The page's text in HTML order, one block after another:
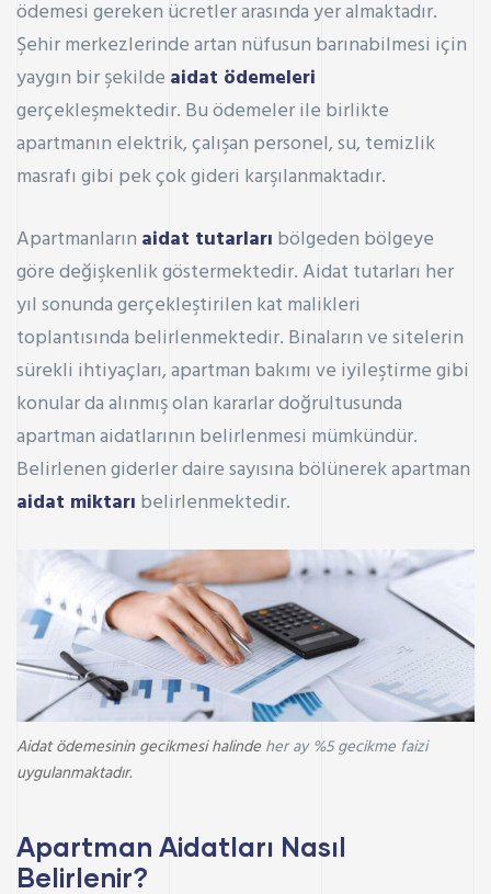
ödemesi gereken ücretler arasında yer almaktadır.
Şehir merkezlerinde artan nüfusun barınabilmesi için
yaygın bir şekilde aidat ödemeleri
gerçekleşmektedir. Bu ödemeler ile birlikte
apartmanın elektrik, çalışan personel, su, temizlik
masrafı gibi pek çok gideri karşılanmaktadır.
Apartmanların aidat tutarları bölgeden bölgeye
göre değişkenlik göstermektedir. Aidat tutarları her
yıl sonunda gerçekleştirilen kat malikleri
toplantısında belirlenmektedir. Binaların ve sitelerin
sürekli ihtiyaçları, apartman bakımı ve iyileştirme gibi
konular da alınmış olan kararlar doğrultusunda
apartman aidatlarının belirlenmesi mümkündür.
Belirlenen giderler daire sayısına bölünerek apartman
aidat miktarı belirlenmektedir.
Aidat ödemesinin gecikmesi halinde her ay %5 gecikme faizi
uygulanmaktadır.
Apartman Aidatları Nasıl
Belirlenir?